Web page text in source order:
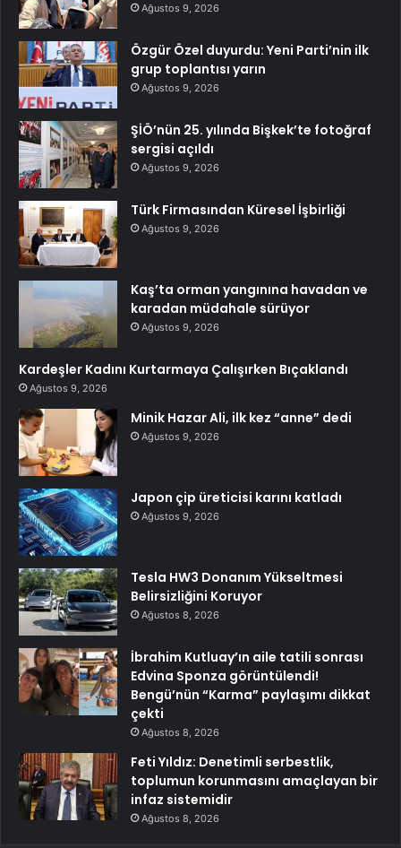
Ağustos 9, 2026
Özgür Özel duyurdu: Yeni Parti’nin ilk
grup toplantısı yarın
Ağustos 9, 2026
ŞİÖ’nün 25. yılında Bişkek’te fotoğraf
sergisi açıldı
Ağustos 9, 2026
Türk Firmasından Küresel İşbirliği
Ağustos 9, 2026
Kaş’ta orman yangınına havadan ve
karadan müdahale sürüyor
Ağustos 9, 2026
Kardeşler Kadını Kurtarmaya Çalışırken Bıçaklandı
Ağustos 9, 2026
Minik Hazar Ali, ilk kez “anne” dedi
Ağustos 9, 2026
Japon çip üreticisi karını katladı
Ağustos 9, 2026
Tesla HW3 Donanım Yükseltmesi
Belirsizliğini Koruyor
Ağustos 8, 2026
İbrahim Kutluay’ın aile tatili sonrası
Edvina Sponza görüntülendi!
Bengü’nün “Karma” paylaşımı dikkat
çekti
Ağustos 8, 2026
Feti Yıldız: Denetimli serbestlik,
toplumun korunmasını amaçlayan bir
infaz sistemidir
Ağustos 8, 2026